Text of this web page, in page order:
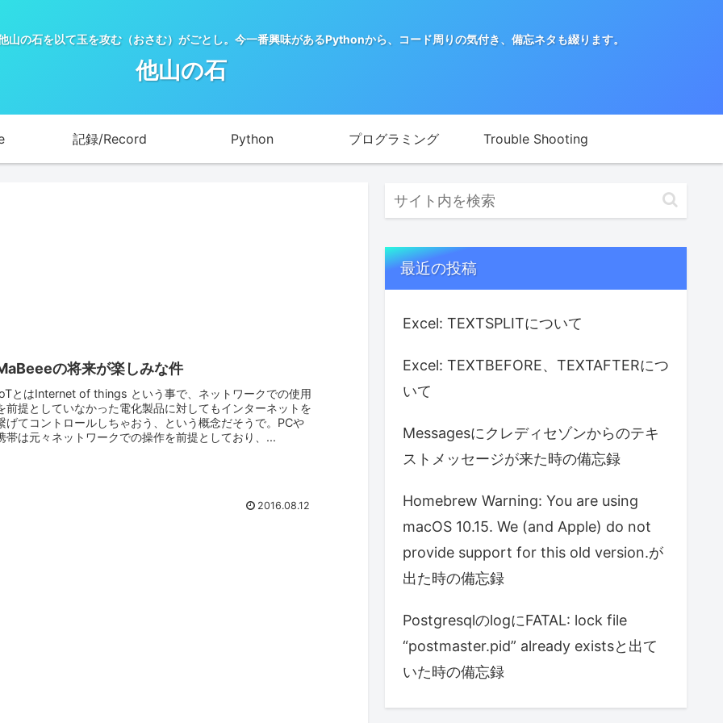
の石を以て玉を攻む（おさむ）がごとし。今一番興味があるPythonから、コード周りの気付き、備忘ネタも綴ります。
他山の石
記録/Record Python プログラミング Trouble Shooting
の将来が楽しみな件
とはInternet of things という事で、ネットワークでの使用
前提としていなかった電化製品に対してもインターネットを
げてコントロールしちゃおう、という概念だそうで。PCや
帯は元々ネットワークでの操作を前提としており、...
2016.08.12
最近の投稿
Excel: TEXTSPLITについて
Excel: TEXTBEFORE、TEXTAFTERにつ
いて
Messagesにクレディセゾンからのテキ
ストメッセージが来た時の備忘録
Homebrew Warning: You are using
macOS 10.15. We (and Apple) do not
provide support for this old version.が
出た時の備忘録
PostgresqlのlogにFATAL: lock file
“postmaster.pid” already existsと出て
いた時の備忘録